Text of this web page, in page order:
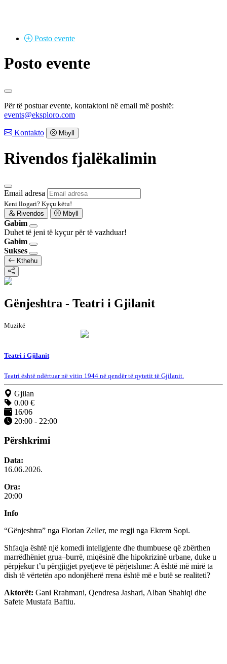
Posto evente
Posto evente
Për të postuar evente, kontaktoni në email më poshtë:
events@eksploro.com
Kontakto Mbyll
Rivendos fjalëkalimin
Email adresa
Keni llogari? Kyçu këtu!
Rivendos
Mbyll
Gabim
Duhet të jeni të kyçur për të vazhduar!
Gabim
Sukses
Kthehu
Gënjeshtra - Teatri i Gjilanit
Muzikë
Teatri i Gjilanit
Teatri është ndërtuar në vitin 1944 në qendër të qytetit të Gjilanit.
Gjilan
0.00 €
16/06
20:00 - 22:00
Përshkrimi
Data:
16.06.2026.
Ora:
20:00
Info
“Gënjeshtra” nga Florian Zeller, me regji nga Ekrem Sopi.
Shfaqja është një komedi inteligjente dhe thumbuese që zbërthen
marrëdhëniet grua–burrë, miqësinë dhe hipokrizinë urbane, duke u
përpjekur t’u përgjigjet pyetjeve të përjetshme: A është më mirë ta
dish të vërtetën apo ndonjëherë rrena është më e butë se realiteti?
Aktorët: Gani Rrahmani, Qendresa Jashari, Alban Shahiqi dhe
Safete Mustafa Baftiu.